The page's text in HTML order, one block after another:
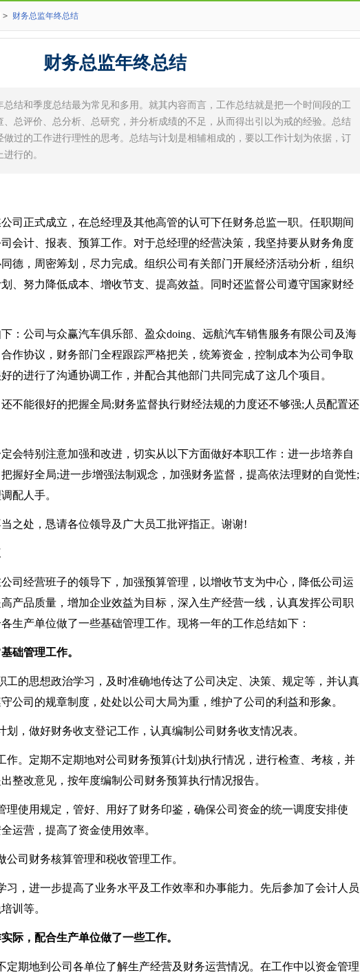
> 财务总监年终总结
财务总监年终总结
结和季度总结最为常见和多用。就其内容而言，工作总结就是把一个时间段的工
总评价、总分析、总研究，并分析成绩的不足，从而得出引以为戒的经验。总结
做过的工作进行理性的思考。总结与计划是相辅相成的，要以工作计划为依据，订
行的。
正式成立，在总经理及其他高管的认可下任财务总监一职。任职期间
会计、报表、预算工作。对于总经理的经营决策，我坚持要从财务角度
德，周密筹划，尽力完成。组织公司有关部门开展经济活动分析，组织
、努力降低成本、增收节支、提高效益。同时还监督公司遵守国家财经
公司与众赢汽车俱乐部、盈众doing、远航汽车销售服务有限公司及海
合作协议，财务部门全程跟踪严格把关，统筹资金，控制成本为公司争取
的进行了沟通协调工作，并配合其他部门共同完成了这几个项目。
能很好的把握全局;财务监督执行财经法规的力度还不够强;人员配置还
特别注意加强和改进，切实从以下方面做好本职工作：进一步培养自
握好全局;进一步增强法制观念，加强财务监督，提高依法理财的自觉性;
配人手。
处，恳请各位领导及广大员工批评指正。谢谢!
经营班子的领导下，加强预算管理，以增收节支为中心，降低公司运
产品质量，增加企业效益为目标，深入生产经营一线，认真发挥公司职
生产单位做了一些基础管理工作。现将一年的工作总结如下：
础管理工作。
的思想政治学习，及时准确地传达了公司决定、决策、规定等，并认真
公司的规章制度，处处以公司大局为重，维护了公司的利益和形象。
，做好财务收支登记工作，认真编制公司财务收支情况表。
。定期不定期地对公司财务预算(计划)执行情况，进行检查、考核，并
整改意见，按年度编制公司财务预算执行情况报告。
使用规定，管好、用好了财务印鉴，确保公司资金的统一调度安排使
运营，提高了资金使用效率。
司财务核算管理和税收管理工作。
，进一步提高了业务水平及工作效率和办事能力。先后参加了会计人员
训等。
际，配合生产单位做了一些工作。
期地到公司各单位了解生产经营及财务运营情况。在工作中以资金管理